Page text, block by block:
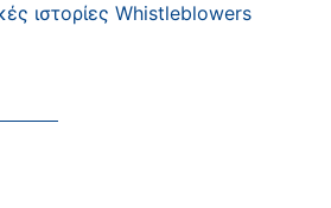
ιστορίες Whistleblowers